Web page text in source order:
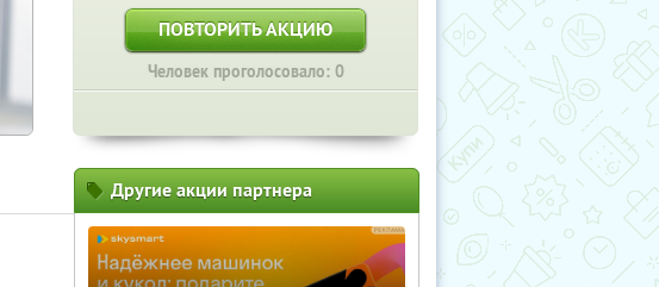
ПОВТОРИТЬ АКЦИЮ
Человек проголосовало: 0
Другие акции партнера